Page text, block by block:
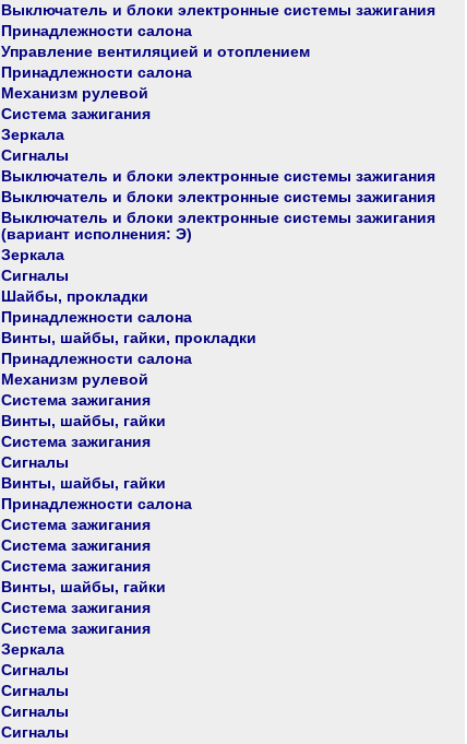
Выключатель и блоки электронные системы зажигания
Принадлежности салона
Управление вентиляцией и отоплением
Принадлежности салона
Механизм рулевой
Система зажигания
Зеркала
Сигналы
Выключатель и блоки электронные системы зажигания
Выключатель и блоки электронные системы зажигания
Выключатель и блоки электронные системы зажигания
(вариант исполнения: Э)
Зеркала
Сигналы
Шайбы, прокладки
Принадлежности салона
Винты, шайбы, гайки, прокладки
Принадлежности салона
Механизм рулевой
Система зажигания
Винты, шайбы, гайки
Система зажигания
Сигналы
Винты, шайбы, гайки
Принадлежности салона
Система зажигания
Система зажигания
Система зажигания
Винты, шайбы, гайки
Система зажигания
Система зажигания
Зеркала
Сигналы
Сигналы
Сигналы
Сигналы